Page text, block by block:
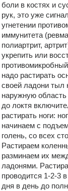
боли в костях и
рук, это уже
угнетении
иммунитета
полиартрит,
укрепить или
надо растирать
своей ладони тыл
наружную
до локтя
растирать ноги:
начинаем с
голень, со всех
Растираем
разминаем их
ладонями.
проводится 1-2-3
дня в день до